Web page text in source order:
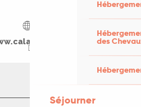
des
Séjourner